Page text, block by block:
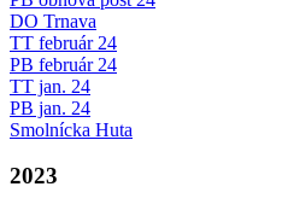
DO Trnava
TT február 24
PB február 24
TT jan. 24
PB jan. 24
Smolnícka Huta
2023